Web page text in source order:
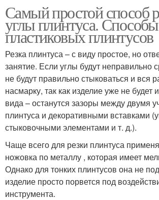
Самый простой способ
углы плинтуса.
пластиковых плинтусов
Резка плинтуса – с виду простое, но
занятие. Если углы будут неправильно
не будут правильно стыковаться и вся
насмарку, так как изделие уже не будет
вида – останутся зазоры между двумя
плинтуса и декоративными вставками
стыковочными элементами и т. д.).
Чаще всего для резки плинтуса
ножовка по металлу , которая имеет
Однако для тонких плинтусов она не
изделие просто порвется под
инструмента.